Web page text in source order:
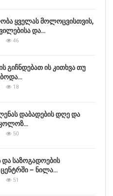
ყველას მოლოცვისთვის,
და…
46
გიჩნდებათ ის კითხვა თუ
18
დაბადების დღე და
50
და საზოგადოების
– ნილა…
51